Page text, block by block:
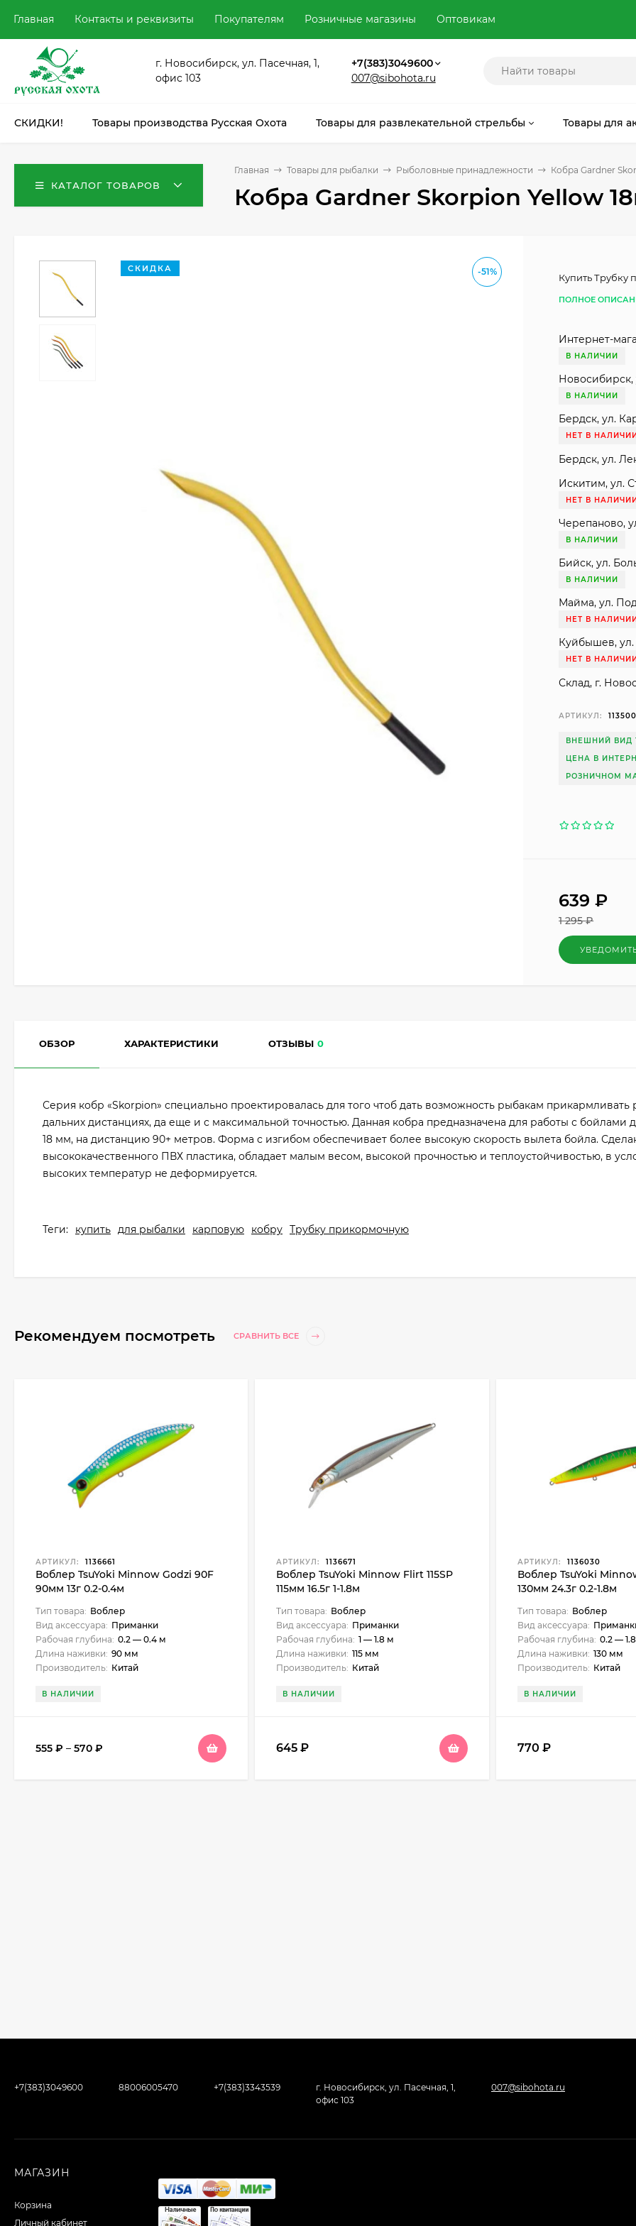
Главная Контакты и реквизиты Покупателям Розничные магазины Оптовикам
г. Новосибирск, ул. Пасечная, 1,
офис 103
+7(383)3049600
007@sibohota.ru
СКИДКИ! Товары производства Русская Охота Товары для развлекательной стрельбы Товары для
КАТАЛОГ ТОВАРОВ
Главная Товары для рыбалки Рыболовные принадлежности Кобра Gardner
Кобра Gardner Skorpion Yellow
-51%
СКИДКА
Купить Трубку
ПОЛНОЕ
Интернет-
В НАЛИЧИИ
Новосибирск,
В НАЛИЧИИ
Бердск, ул.
НЕТ В
Бердск, ул.
Искитим, ул.
НЕТ В
Черепаново,
В НАЛИЧИИ
Бийск, ул.
В НАЛИЧИИ
Майма, ул.
НЕТ В
Куйбышев, ул.
НЕТ В
Склад, г.
АРТИКУЛ:
ВНЕШНИЙ ВИД
ЦЕНА В
РОЗНИЧНОМ
639₽
1 295₽
ОБЗОР ХАРАКТЕРИСТИКИ ОТЗЫВЫ 0
Серия кобр «Skorpion» специально проектировалась для того чтоб дать возможность рыбакам прикармливать
дальних дистанциях, да еще и с максимальной точностью. Данная кобра предназначена для работы с бойлами
18 мм, на дистанцию 90+ метров. Форма с изгибом обеспечивает более высокую скорость вылета бойла.
высококачественного ПВХ пластика, обладает малым весом, высокой прочностью и теплоустойчивостью, в
высоких температур не деформируется.
Теги: купить для рыбалки карповую кобру Трубку прикормочную
Рекомендуем посмотреть СРАВНИТЬ ВСЕ
АРТИКУЛ: 1136661
Воблер TsuYoki Minnow Godzi 90F
90мм 13г 0.2-0.4м
Тип товара: Воблер
Вид аксессуара: Приманки
Рабочая глубина: 0.2 — 0.4 м
Длина наживки: 90 мм
Производитель: Китай
В НАЛИЧИИ
555 ₽ – 570 ₽
АРТИКУЛ: 1136671
Воблер TsuYoki Minnow Flirt 115SP
115мм 16.5г 1-1.8м
Тип товара: Воблер
Вид аксессуара: Приманки
Рабочая глубина: 1 — 1.8 м
Длина наживки: 115 мм
Производитель: Китай
В НАЛИЧИИ
645₽
АРТИКУЛ: 1136030
Воблер TsuYoki
130мм 24.3г 0.2-1.8м
Тип товара: Воблер
Вид аксессуара:
Рабочая глубина: 0.2 —
Длина наживки: 130 мм
Производитель: Китай
В НАЛИЧИИ
770 ₽
+7(383)3049600 88006005470 +7(383)3343539
г. Новосибирск, ул. Пасечная, 1,
офис 103
007@sibohota.ru
МАГАЗИН
Корзина
Личный кабинет